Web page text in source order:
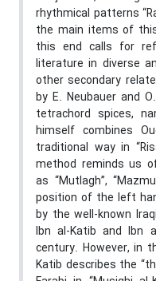
rhythmical patterns
the main items of
this end calls for
literature in diverse
other secondary
by E. Neubauer and
tetrachord spices,
himself combines
traditional way in
method reminds us
as “Mutlagh”,
position of the left
by the well-known
Ibn al-Katib and Ibn
century. However, in
Katib describes the